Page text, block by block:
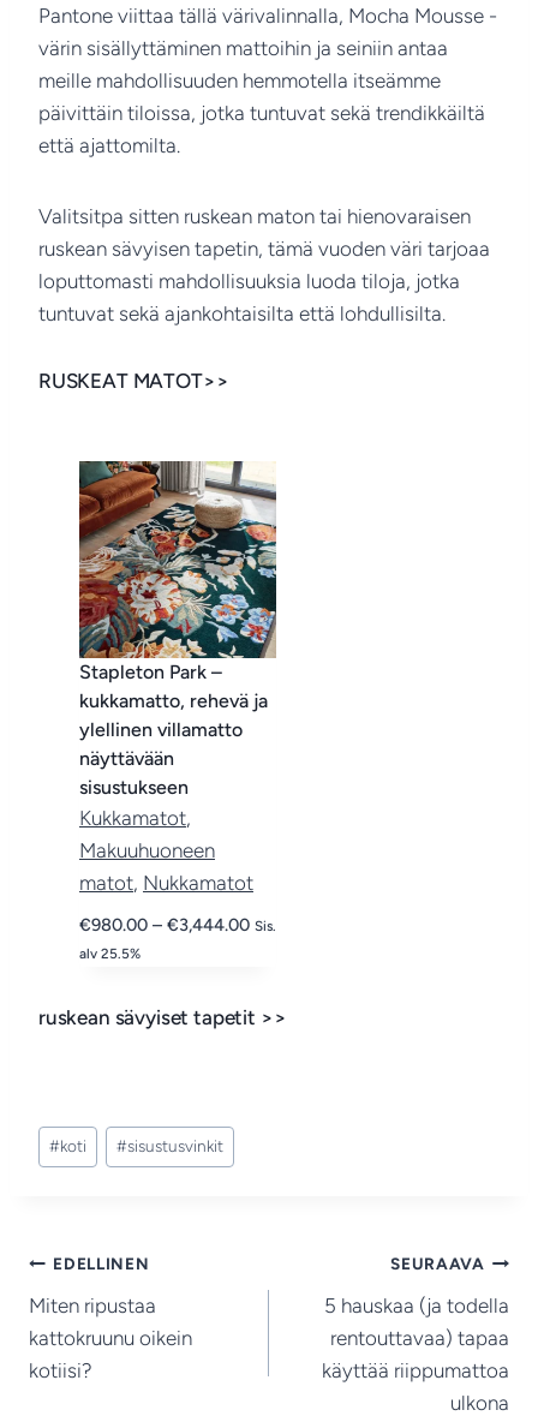
Pantone viittaa tällä värivalinnalla, Mocha Mousse -
värin sisällyttäminen mattoihin ja seiniin antaa
meille mahdollisuuden hemmotella itseämme
päivittäin tiloissa, jotka tuntuvat sekä trendikkäiltä
että ajattomilta.
Valitsitpa sitten ruskean maton tai hienovaraisen
ruskean sävyisen tapetin, tämä vuoden väri tarjoaa
loputtomasti mahdollisuuksia luoda tiloja, jotka
tuntuvat sekä ajankohtaisilta että lohdullisilta.
RUSKEAT MATOT>>
Stapleton Park –
kukkamatto, rehevä ja
ylellinen villamatto
näyttävään
sisustukseen
Kukkamatot
Makuuhuoneen
matot, Nukkamatot
€980.00 – €3,444.00H
t
Sis.
alv 25.5%
ruskean sävyiset tapetit >>
Avainsanat:
#koti #sisustusvinkit
Artikkelien
selaus
EDELLINEN
Miten ripustaa
kattokruunu oikein
kotiisi?
SEURAAVA
5 hauskaa (ja todella
rentouttavaa) tapaa
käyttää riippumattoa
ulkona